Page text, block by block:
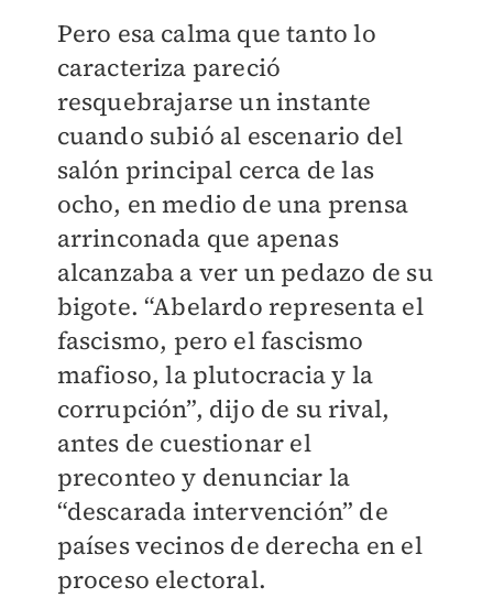
Pero esa calma que tanto lo
caracteriza pareció
resquebrajarse un instante
cuando subió al escenario del
salón principal cerca de las
ocho, en medio de una prensa
arrinconada que apenas
alcanzaba a ver un pedazo de su
bigote. “Abelardo representa el
fascismo, pero el fascismo
mafioso, la plutocracia y la
corrupción”, dijo de su rival,
antes de cuestionar el
preconteo y denunciar la
“descarada intervención” de
países vecinos de derecha en el
proceso electoral.